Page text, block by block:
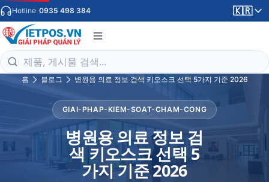
Hotline 0935 498 384 🇰🇷
홈 블로그 병원용 의료 정보 검색 키오스크 선택 5가지 기준 2026
GIAI-PHAP-KIEM-SOAT-CHAM-CONG
병원용 의료 정보 검
색 키오스크 선택 5
가지 기준 2026